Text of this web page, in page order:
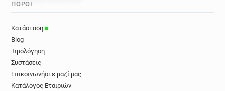
ΠΌΡΟΙ
Κατάσταση
Blog
Τιμολόγηση
Συστάσεις
Επικοινωνήστε μαζί μας
Κατάλογος Εταιριών